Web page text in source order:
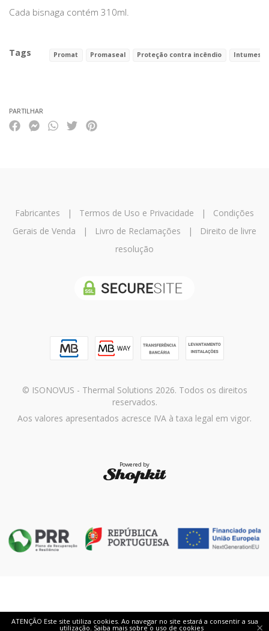
Cada bisnaga contém 310ml.
Tags Promat Promaseal Proteção contra incêndio
PARTILHAR
Fabricantes | Termos de Uso e Privacidade | Condições
Gerais de Venda | Livro de Reclamações |
Direito de livre
resolução
© ISONOVUS - Thermal Solutions 2026. Todos os direitos
reservados.
Aos valores apresentados acresce IVA à taxa legal em vigor.
Powered by
ATENÇÃO Este site utiliza cookies. Ao navegar no site estará a consentir a sua
utilização. Saiba mais sobre o uso de cookies ×